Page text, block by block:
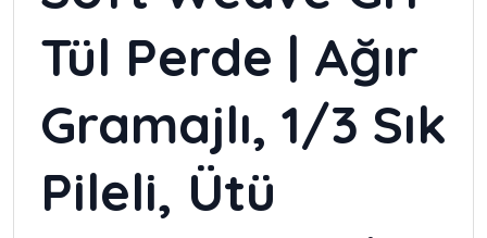
Tül Perde | Ağır
Gramajlı, 1/3 Sık
Pileli, Ütü